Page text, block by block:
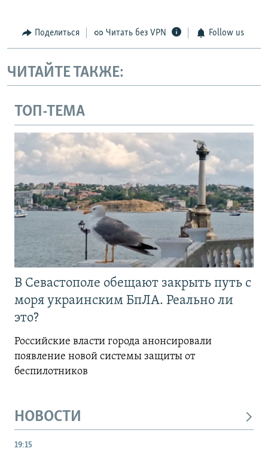
Поделиться Читать без VPN Follow us
ЧИТАЙТЕ ТАКЖЕ:
ТОП-ТЕМА
В Севастополе обещают закрыть путь с
моря украинским БпЛА. Реально ли
это?
Российские власти города анонсировали
появление новой системы защиты от
беспилотников
НОВОСТИ
19:15